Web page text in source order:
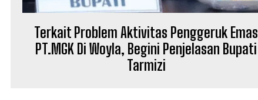
Terkait Problem Aktivitas Penggeruk Emas
PT.MGK Di Woyla, Begini Penjelasan Bupati
Tarmizi